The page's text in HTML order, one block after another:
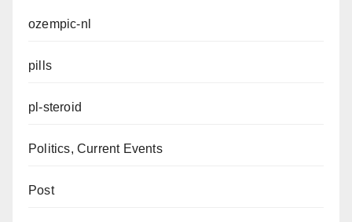
ozempic-nl
pills
pl-steroid
Politics, Current Events
Post